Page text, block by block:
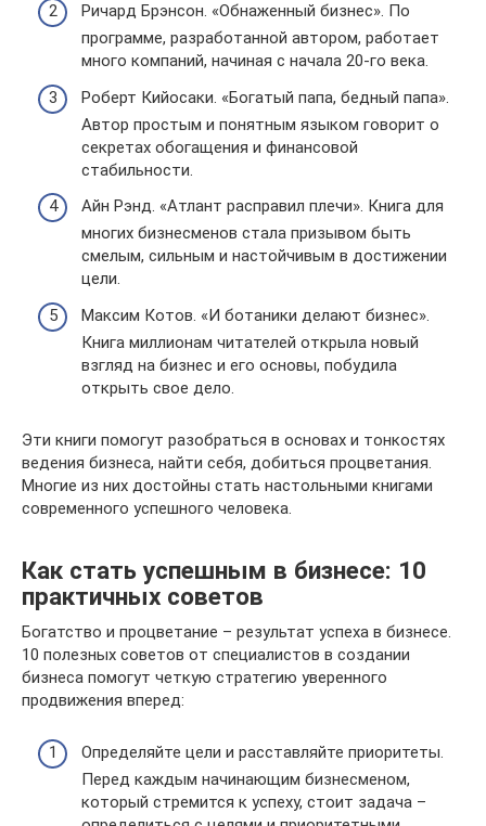
Ричард Брэнсон. «Обнаженный бизнес». По
программе, разработанной автором, работает
много компаний, начиная с начала 20-го века.
Роберт Кийосаки. «Богатый папа, бедный папа».
Автор простым и понятным языком говорит о
секретах обогащения и финансовой
стабильности.
Айн Рэнд. «Атлант расправил плечи». Книга для
многих бизнесменов стала призывом быть
смелым, сильным и настойчивым в достижении
цели.
Максим Котов. «И ботаники делают бизнес».
Книга миллионам читателей открыла новый
взгляд на бизнес и его основы, побудила
открыть свое дело.
Эти книги помогут разобраться в основах и тонкостях
ведения бизнеса, найти себя, добиться процветания.
Многие из них достойны стать настольными книгами
современного успешного человека.
Как стать успешным в бизнесе: 10
практичных советов
Богатство и процветание – результат успеха в бизнесе.
10 полезных советов от специалистов в создании
бизнеса помогут четкую стратегию уверенного
продвижения вперед:
Определяйте цели и расставляйте приоритеты.
Перед каждым начинающим бизнесменом,
который стремится к успеху, стоит задача –